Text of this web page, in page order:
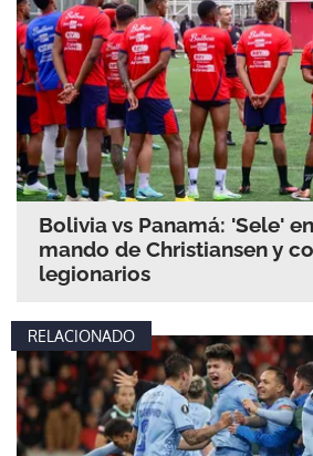
Bolivia vs Panamá: 'Sele'
mando de Christiansen y
legionarios
RELACIONADO